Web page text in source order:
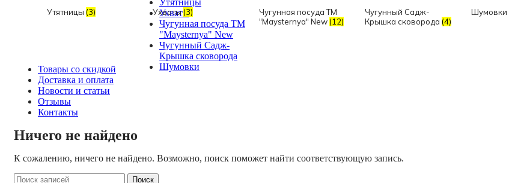
Утятницы
Ухваты
Чугунная посуда TM
"Maysternya" New
Чугунный Садж-
Крышка сковорода
Шумовки
Утятницы (3) Ухваты(3)
Чугунная посуда TM
"Maysternya" New (12)
Чугунный Садж-
Крышка сковорода (4)
Шумовки
Товары со скидкой
Доставка и оплата
Новости и статьи
Отзывы
Контакты
Ничего не найдено
К сожалению, ничего не найдено. Возможно, поиск поможет найти соответствующую запись.
Поиск